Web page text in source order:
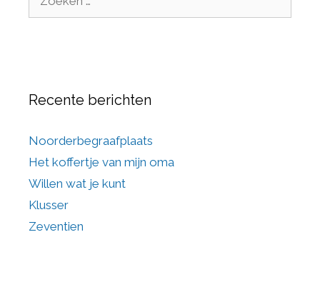
Recente berichten
Noorderbegraafplaats
Het koffertje van mijn oma
Willen wat je kunt
Klusser
Zeventien